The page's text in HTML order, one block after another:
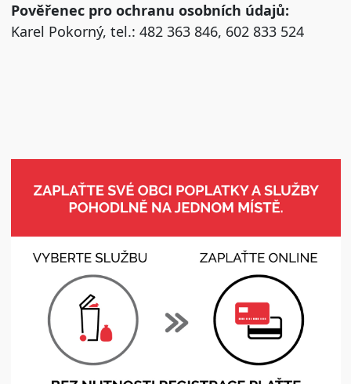
Pověřenec pro ochranu osobních údajů:
Karel Pokorný, tel.: 482 363 846, 602 833 524